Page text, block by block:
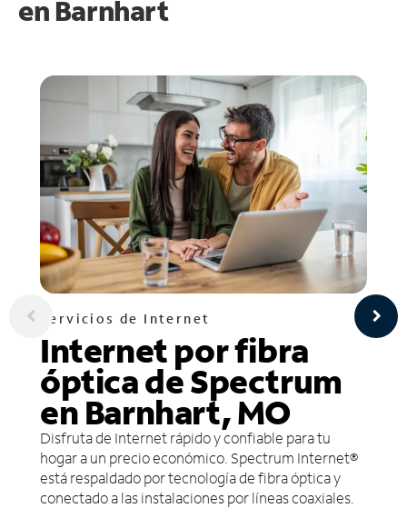
en Barnhart
Servicios de Internet
Internet por fibra
óptica de Spectrum
en Barnhart, MO
Disfruta de Internet rápido y confiable para tu
hogar a un precio económico. Spectrum Internet®
está respaldado por tecnología de fibra óptica y
conectado a las instalaciones por líneas coaxiales.